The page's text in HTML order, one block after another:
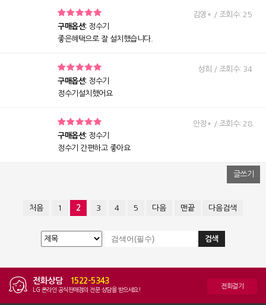
구매옵션: 정수기
좋은혜택으로 잘 설치했습니다.
김영* / 조회수: 25
구매옵션: 정수기
정수기설치했어요
성희 / 조회수: 34
구매옵션: 정수기
정수기 간편하고 좋아요
안정* / 조회수: 28
글쓰기
처음 1 2 3 4 5 다음 맨끝 다음검색
전화상담 1522-5343
LG 온라인 공식판매점의 전문 상담을 받으세요! 전화걸기